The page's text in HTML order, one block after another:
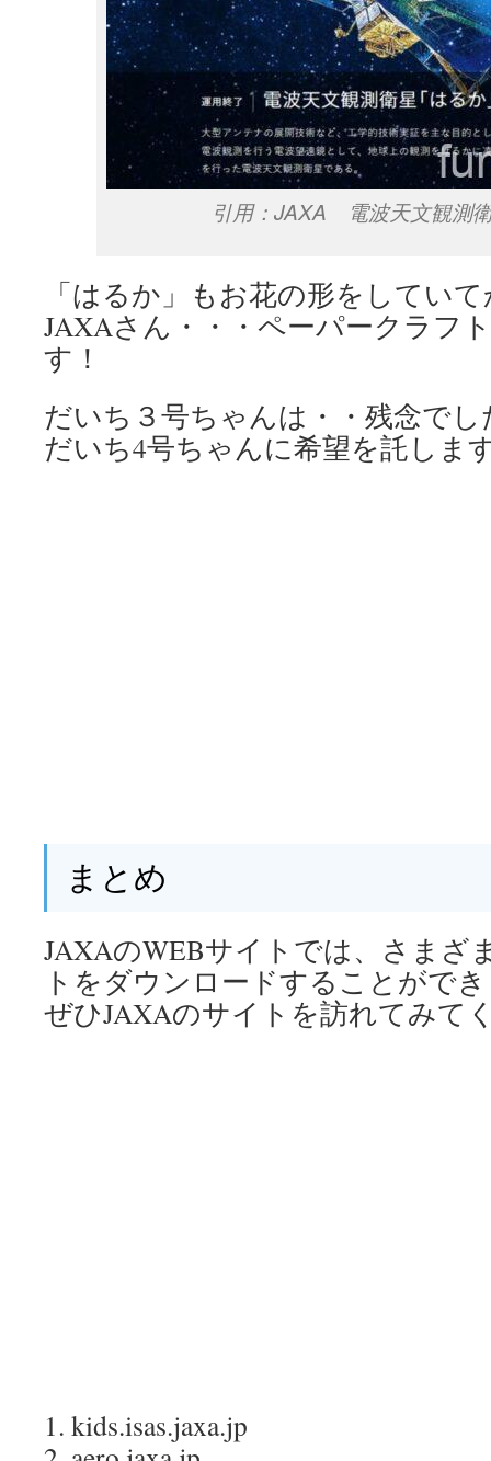
引用：JAXA 電波天文観測
「はるか」もお花の形をしてい
JAXAさん・・・ペーパークラフ
す！
だいち３号ちゃんは・・残念でし
だいち4号ちゃんに希望を託しま
まとめ
JAXAのWEBサイトでは、さまざ
トをダウンロードすることがで
ぜひJAXAのサイトを訪れてみて
1. kids.isas.jaxa.jp